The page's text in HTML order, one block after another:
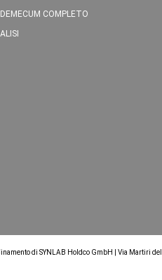
COMPLETO
di SYNLAB Holdco GmbH | Via Martiri